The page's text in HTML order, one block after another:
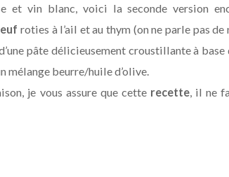
et vin blanc, voici la seconde version
roties à l’ail et au thym (on ne parle pas de
pâte délicieusement croustillante à base
mélange beurre/huile d’olive.
je vous assure que cette recette, il ne